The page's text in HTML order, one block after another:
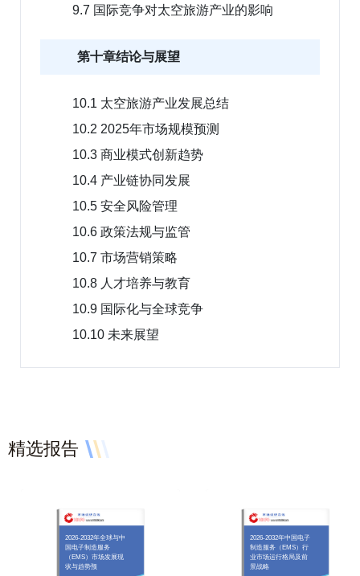
9.7 国际竞争对太空旅游产业的影响
第十章结论与展望
10.1 太空旅游产业发展总结
10.2 2025年市场规模预测
10.3 商业模式创新趋势
10.4 产业链协同发展
10.5 安全风险管理
10.6 政策法规与监管
10.7 市场营销策略
10.8 人才培养与教育
10.9 国际化与全球竞争
10.10 未来展望
精选报告
2026-2032年全球与中
国电子制造服务
（EMS）市场发展现
状与趋势预
2026-2032年中国电子
制造服务（EMS）行
业市场运行格局及前
景战略